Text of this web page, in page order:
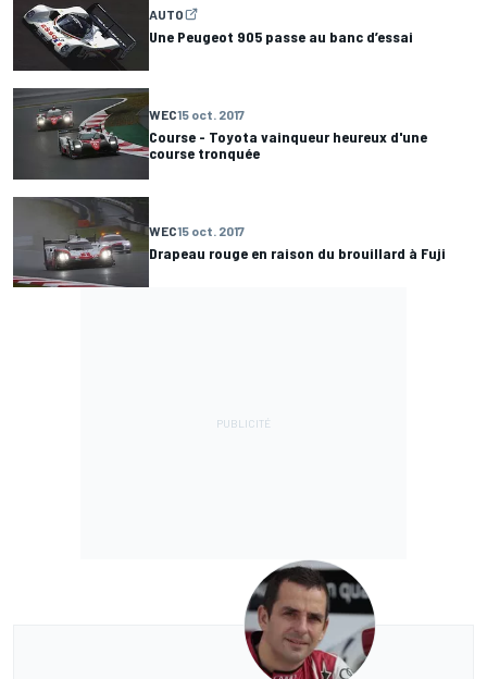
AUTO
Une Peugeot 905 passe au banc d’essai
WEC15 oct. 2017
Course - Toyota vainqueur heureux d'une
course tronquée
WEC15 oct. 2017
Drapeau rouge en raison du brouillard à Fuji